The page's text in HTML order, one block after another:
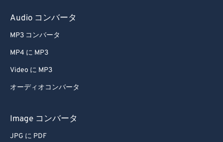
Audio コンバータ
MP3 コンバータ
MP4 に MP3
Video に MP3
オーディオコンバータ
Image コンバータ
JPG に PDF